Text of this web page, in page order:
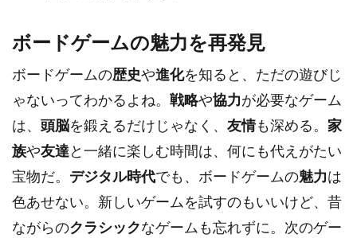
ボードゲームの魅力を再発見
ボードゲームの歴史や進化を知ると、ただの遊びじ
ゃないってわかるよね。 戦略や協力が必要なゲーム
は、 頭脳を鍛えるだけじゃなく、 友情も深める。 家
族や友達と一緒に楽しむ時間は、何にも代えがたい
宝物だ。 デジタル時代でも、ボードゲームの魅力は
色あせない。新しいゲームを試すのもいいけど、昔
ながらのクラシックなゲームも忘れずに。次のゲー